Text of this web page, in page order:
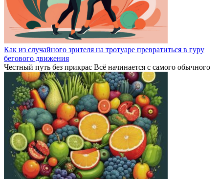
Как из случайного зрителя на тротуаре превратиться в гуру
бегового движения
Честный путь без прикрас Всё начинается с самого обычного